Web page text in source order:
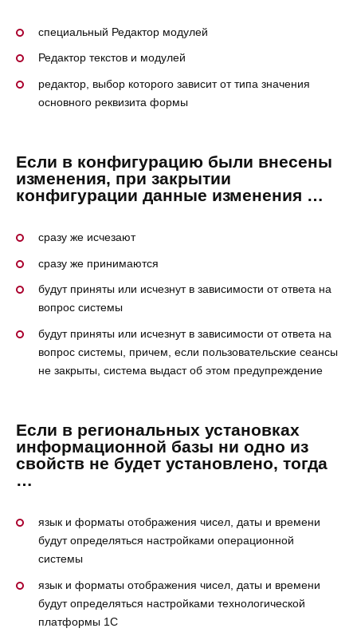
специальный Редактор модулей
Редактор текстов и модулей
редактор, выбор которого зависит от типа значения
основного реквизита формы
Если в конфигурацию были внесены
изменения, при закрытии
конфигурации данные изменения …
сразу же исчезают
сразу же принимаются
будут приняты или исчезнут в зависимости от ответа на
вопрос системы
будут приняты или исчезнут в зависимости от ответа на
вопрос системы, причем, если пользовательские сеансы
не закрыты, система выдаст об этом предупреждение
Если в региональных установках
информационной базы ни одно из
свойств не будет установлено, тогда
…
язык и форматы отображения чисел, даты и времени
будут определяться настройками операционной
системы
язык и форматы отображения чисел, даты и времени
будут определяться настройками технологической
платформы 1С